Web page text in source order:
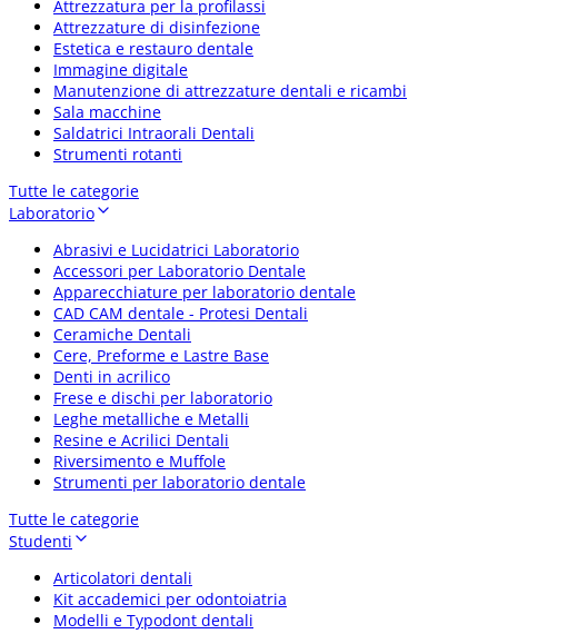
Attrezzatura per la profilassi
Attrezzature di disinfezione
Estetica e restauro dentale
Immagine digitale
Manutenzione di attrezzature dentali e ricambi
Sala macchine
Saldatrici Intraorali Dentali
Strumenti rotanti
Tutte le categorie
Laboratorio
Abrasivi e Lucidatrici Laboratorio
Accessori per Laboratorio Dentale
Apparecchiature per laboratorio dentale
CAD CAM dentale - Protesi Dentali
Ceramiche Dentali
Cere, Preforme e Lastre Base
Denti in acrilico
Frese e dischi per laboratorio
Leghe metalliche e Metalli
Resine e Acrilici Dentali
Riversimento e Muffole
Strumenti per laboratorio dentale
Tutte le categorie
Studenti
Articolatori dentali
Kit accademici per odontoiatria
Modelli e Typodont dentali